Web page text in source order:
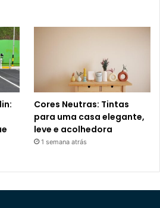
Cores Neutras: Tintas
para uma casa elegante,
leve e acolhedora
1 semana atrás